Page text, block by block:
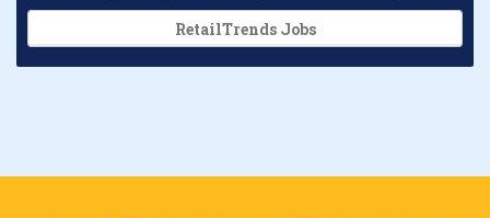
RetailTrends Jobs